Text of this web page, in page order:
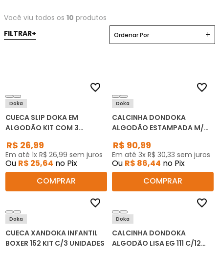
Você viu todos os 10 produtos
Ordenar Por
Doka
CUECA SLIP DOKA EM
ALGODÃO KIT COM 3
R$ 26,99
Em até 1x R$ 26,99 sem juros
Ou R$ 25,64 no Pix
COMPRAR
Doka
CALCINHA DONDOKA
ALGODÃO ESTAMPADA M/G
R$ 90,99
Em até 3x R$ 30,33 sem juros
Ou R$ 86,44 no Pix
COMPRAR
Doka
CUECA XANDOKA INFANTIL
BOXER 152 KIT C/3 UNIDADES
Doka
CALCINHA DONDOKA
ALGODÃO LISA EG 111 C/12